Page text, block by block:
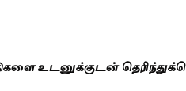
உடனுக்குடன்